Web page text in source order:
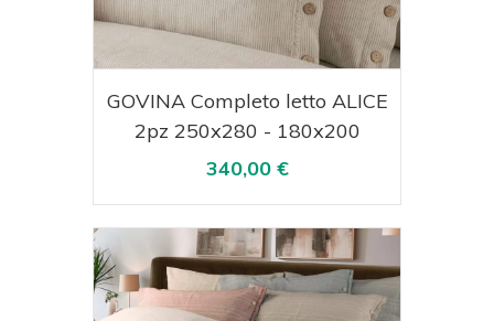
Acquista Visualizza
GOVINA Completo letto ALICE
2pz 250x280 - 180x200
340,00 €